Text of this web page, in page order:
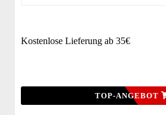
Kostenlose Lieferung ab 35€
TOP-ANGEBOT